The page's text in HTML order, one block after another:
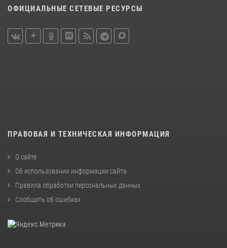
ОФИЦИАЛЬНЫЕ СЕТЕВЫЕ РЕСУРСЫ
ПРАВОВАЯ И ТЕХНИЧЕСКАЯ ИНФОРМАЦИЯ
О сайте
Об использовании информации сайта
Правила обработки персональных данных
Сообщить об ошибках